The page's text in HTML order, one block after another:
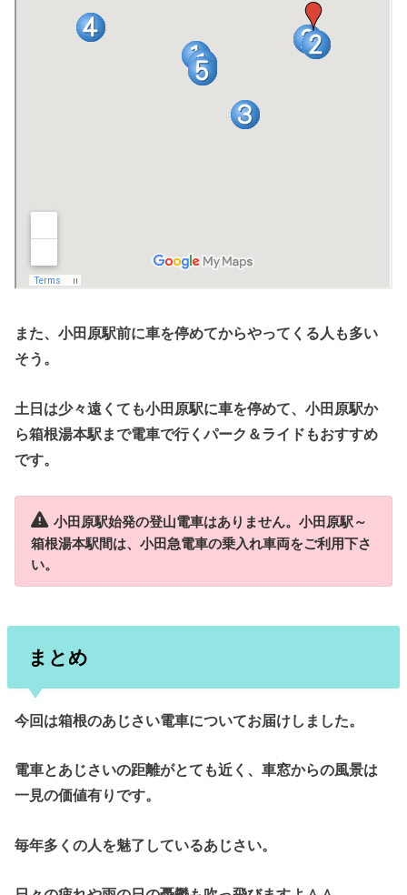
また、小田原駅前に車を停めてからやってくる人も多い
そう。
土日は少々遠くても小田原駅に車を停めて、小田原駅か
ら箱根湯本駅まで電車で行くパーク＆ライドもおすすめ
です。
小田原駅始発の登山電車はありません。小田原駅～
箱根湯本駅間は、小田急電車の乗入れ車両をご利用下さ
い。
まとめ
今回は箱根のあじさい電車についてお届けしました。
電車とあじさいの距離がとても近く、車窓からの風景は
一見の価値有りです。
毎年多くの人を魅了しているあじさい。